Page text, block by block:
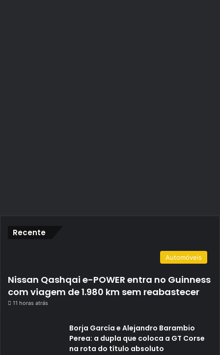
Recente
Automóveis
Nissan Qashqai e-POWER entra no Guinness
com viagem de 1.980 km sem reabastecer
11 horas atrás
Borja García e Alejandro Barambio
Perea: a dupla que coloca a GT Corse
na rota do título absoluto